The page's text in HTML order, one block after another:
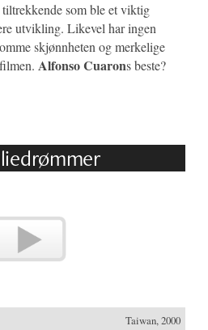
som ble et viktig
utvikling. Likevel har ingen
skjønnheten og merkelige
Alfonso Cuarons beste?
Taiwan, 2000